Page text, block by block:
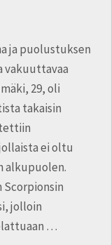
ja puolustuksen
vakuuttavaa
29, oli
takaisin
ei oltu
alkupuolen.
Scorpionsin
jolloin
…